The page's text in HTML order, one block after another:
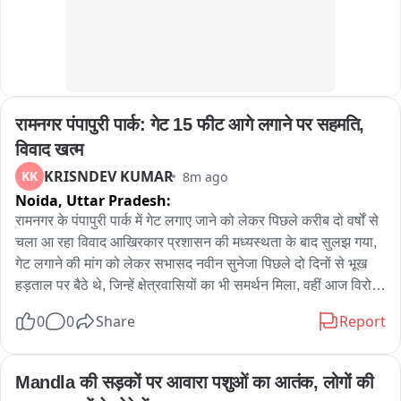
छात्रा के दोस्तों और स्कूल के लोगों से पूछताछ जारी
एमपी नगर थाना क्षेत्र का मामला
रामनगर पंपापुरी पार्क: गेट 15 फीट आगे लगाने पर सहमति,
विवाद खत्म
KK KRISNDEV KUMAR 8m ago
Noida, Uttar Pradesh:
रामनगर के पंपापुरी पार्क में गेट लगाए जाने को लेकर पिछले करीब दो वर्षों से
चला आ रहा विवाद आखिरकार प्रशासन की मध्यस्थता के बाद सुलझ गया,
गेट लगाने की मांग को लेकर सभासद नवीन सुनेजा पिछले दो दिनों से भूख
हड़ताल पर बैठे थे, जिन्हें क्षेत्रवासियों का भी समर्थन मिला, वहीं आज विरोध
जिसके बाद मौके पर पुलिस और प्रशासन को पहुंचना पड़ा, करीब एक घंटे
बातचीत हुई और गेट को निर्धारित स्थान से करीब 15 फीट आगे लगाने पर
सहमति बन गई. रामनगर के पंपापुरी पार्क में गेट लगाए जाने को लेकर पिछले
0 0 Share Report
Mandla की सड़कों पर आवारा पशुओं का आतंक, लोगों की